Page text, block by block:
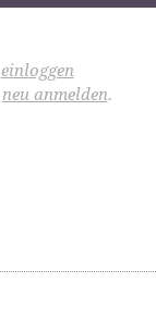
einloggen
neu anmelden.